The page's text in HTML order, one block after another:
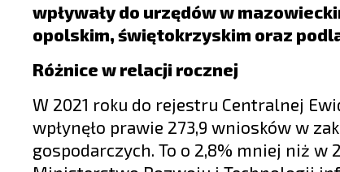
wpływały do urzędów w
opolskim, świętokrzyskim oraz
Różnice w relacji rocznej
W 2021 roku do rejestru Centralnej
wpłynęło prawie 273,9 wniosków w
gospodarczych. To o 2,8% mniej niż w